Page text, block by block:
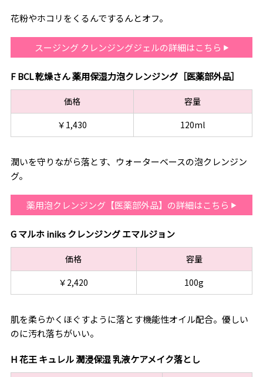
花粉やホコリをくるんでするんとオフ。
スージング クレンジングジェルの詳細はこちら
F BCL 乾燥さん 薬用保湿力泡クレンジング［医薬部外品］
価格
容量
￥1,430
120ml
潤いを守りながら落とす、ウォーターベースの泡クレンジン
グ。
薬用泡クレンジング【医薬部外品】の詳細はこちら
G マルホ iniks クレンジング エマルジョン
価格
容量
￥2,420
100g
肌を柔らかくほぐすように落とす機能性オイル配合。優しい
のに汚れ落ちがいい。
H 花王 キュレル 潤浸保湿 乳液ケアメイク落とし